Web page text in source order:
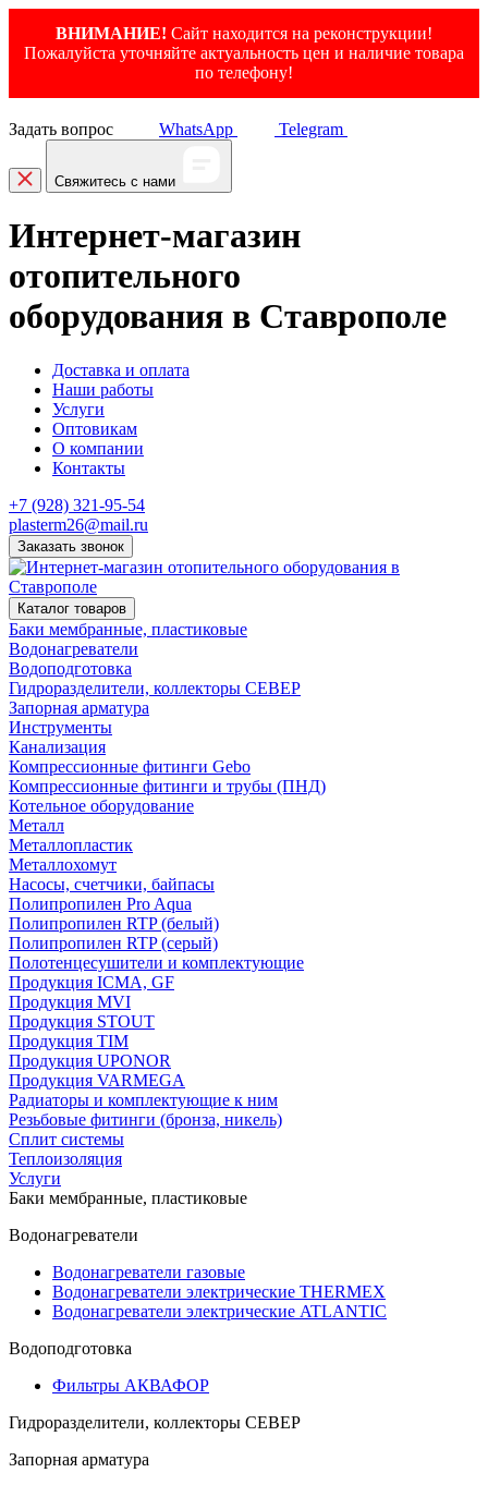
ВНИМАНИЕ! Сайт находится на реконструкции!
Пожалуйста уточняйте актуальность цен и наличие товара
по телефону!
Задать вопрос WhatsApp Telegram
Свяжитесь с нами
Интернет-магазин
отопительного
оборудования в Ставрополе
Доставка и оплата
Наши работы
Услуги
Оптовикам
О компании
Контакты
+7 (928) 321-95-54
plasterm26@mail.ru
Заказать звонок
Каталог товаров
Баки мембранные, пластиковые
Водонагреватели
Водоподготовка
Гидроразделители, коллекторы СЕВЕР
Запорная арматура
Инструменты
Канализация
Компрессионные фитинги Gebo
Компрессионные фитинги и трубы (ПНД)
Котельное оборудование
Металл
Металлопластик
Металлохомут
Насосы, счетчики, байпасы
Полипропилен Pro Aqua
Полипропилен RTP (белый)
Полипропилен RTP (серый)
Полотенцесушители и комплектующие
Продукция ICMA, GF
Продукция MVI
Продукция STOUT
Продукция TIM
Продукция UPONOR
Продукция VARMEGA
Радиаторы и комплектующие к ним
Резьбовые фитинги (бронза, никель)
Сплит системы
Теплоизоляция
Услуги
Баки мембранные, пластиковые
Водонагреватели
Водонагреватели газовые
Водонагреватели электрические THERMEX
Водонагреватели электрические ATLANTIC
Водоподготовка
Фильтры АКВАФОР
Гидроразделители, коллекторы СЕВЕР
Запорная арматура